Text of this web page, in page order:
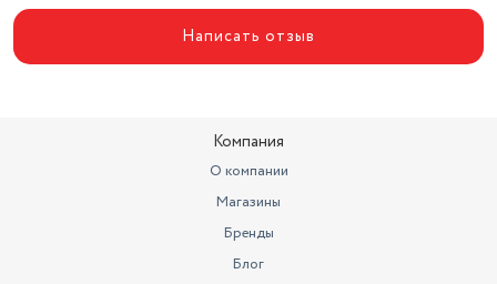
Написать отзыв
Компания
О компании
Магазины
Бренды
Блог